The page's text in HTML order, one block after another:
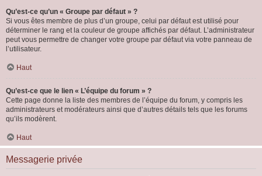
Qu’est-ce qu’un « Groupe par défaut » ?
Si vous êtes membre de plus d’un groupe, celui par défaut est utilisé pour
déterminer le rang et la couleur de groupe affichés par défaut. L’administrateur
peut vous permettre de changer votre groupe par défaut via votre panneau de
l’utilisateur.
Haut
Qu’est-ce que le lien « L’équipe du forum » ?
Cette page donne la liste des membres de l’équipe du forum, y compris les
administrateurs et modérateurs ainsi que d’autres détails tels que les forums
qu’ils modèrent.
Haut
Messagerie privée